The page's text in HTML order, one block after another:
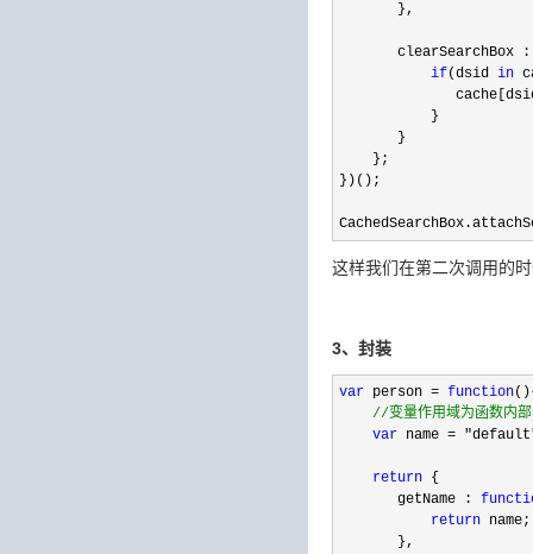
       },
clearSearchBox
if(dsid in
           }
       }
    };
})();
这样我们在第二次调用的
3、封装
var person = function
//变量作用域为函数
var name =
return {
       getName :
return
       },